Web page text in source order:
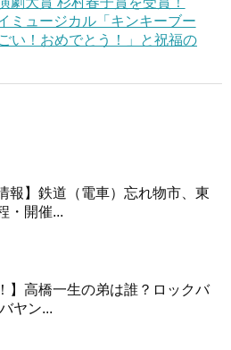
ミュージカル「キンキーブー
い！おめでとう！」と祝福の
報】鉄道（電車）忘れ物市、東
・開催...
】高橋一生の弟は誰？ロックバ
ヤン...